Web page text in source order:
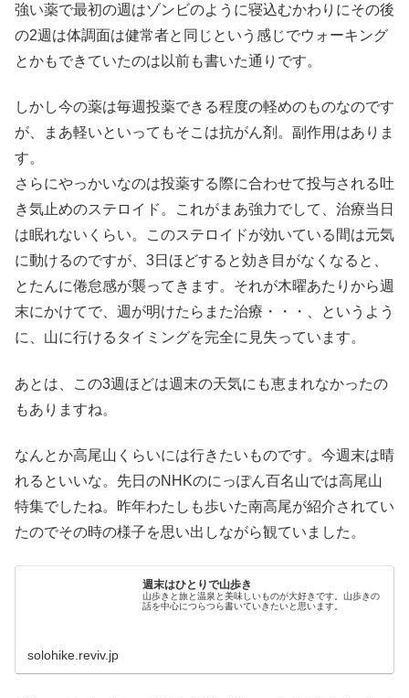
強い薬で最初の週はゾンビのように寝込むかわりにその後
の2週は体調面は健常者と同じという感じでウォーキング
とかもできていたのは以前も書いた通りです。
しかし今の薬は毎週投薬できる程度の軽めのものなのです
が、まあ軽いといってもそこは抗がん剤。副作用はありま
す。
さらにやっかいなのは投薬する際に合わせて投与される吐
き気止めのステロイド。これがまあ強力でして、治療当日
は眠れないくらい。このステロイドが効いている間は元気
に動けるのですが、3日ほどすると効き目がなくなると、
とたんに倦怠感が襲ってきます。それが木曜あたりから週
末にかけてで、週が明けたらまた治療・・・、というよう
に、山に行けるタイミングを完全に見失っています。
あとは、この3週ほどは週末の天気にも恵まれなかったの
もありますね。
なんとか高尾山くらいには行きたいものです。今週末は晴
れるといいな。先日のNHKのにっぽん百名山では高尾山
特集でしたね。昨年わたしも歩いた南高尾が紹介されてい
たのでその時の様子を思い出しながら観ていました。
週末はひとりで山歩き
山歩きと旅と温泉と美味しいものが大好きです。山歩きの
話を中心につらつら書いていきたいと思います。
solohike.reviv.jp